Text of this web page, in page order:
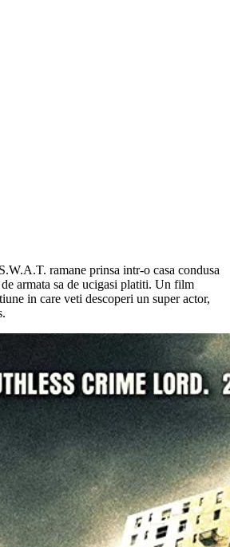
ramane prinsa intr-o casa condusa
armata sa de ucigasi platiti. Un film
in care veti descoperi un super actor,